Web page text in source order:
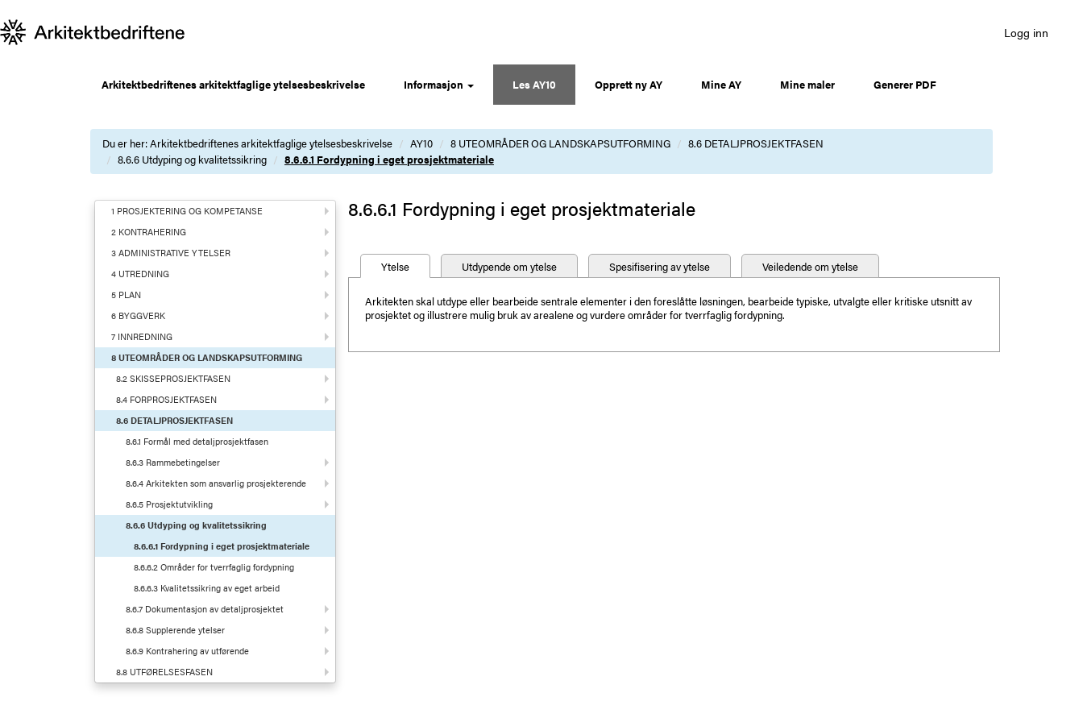
Logg inn
Arkitektbedriftenes arkitektfaglige ytelsesbeskrivelse Informasjon Les AY10 Opprett ny AY Mine AY Mine maler Generer PDF
Du er her:Arkitektbedriftenes arkitektfaglige ytelsesbeskrivelse AY10 8 UTEOMRÅDER OG LANDSKAPSUTFORMING
8.6 DETALJPROSJEKTFASEN
8.6.6 Utdyping og kvalitetssikring
8.6.6.1 Fordypning i eget prosjektmateriale
1 PROSJEKTERING OG KOMPETANSE
2 KONTRAHERING
3 ADMINISTRATIVE YTELSER
4 UTREDNING
5 PLAN
6 BYGGVERK
7 INNREDNING
8 UTEOMRÅDER OG LANDSKAPSUTFORMING
8.2 SKISSEPROSJEKTFASEN
8.4 FORPROSJEKTFASEN
8.6 DETALJPROSJEKTFASEN
8.6.1 Formål med detaljprosjektfasen
8.6.3 Rammebetingelser
8.6.4 Arkitekten som ansvarlig prosjekterende
8.6.5 Prosjektutvikling
8.6.6 Utdyping og kvalitetssikring
8.6.6.1 Fordypning i eget prosjektmateriale
8.6.6.2 Områder for tverrfaglig fordypning
8.6.6.3 Kvalitetssikring av eget arbeid
8.6.7 Dokumentasjon av detaljprosjektet
8.6.8 Supplerende ytelser
8.6.9 Kontrahering av utførende
8.8 UTFØRELSESFASEN
8.6.6.1 Fordypning i eget prosjektmateriale
Ytelse Utdypende om ytelse Spesifisering av ytelse Veiledende om ytelse
Arkitekten skal utdype eller bearbeide sentrale elementer i den foreslåtte løsningen, bearbeide typiske, utvalgte eller kritiske utsnitt av
prosjektet og illustrere mulig bruk av arealene og vurdere områder for tverrfaglig fordypning.